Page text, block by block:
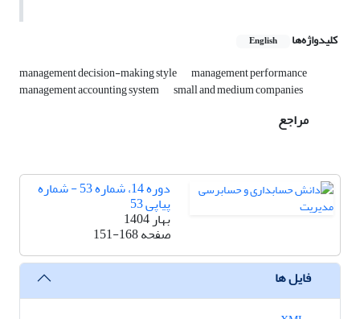
کلیدواژه‌ها English
management decision-making style management performance
management accounting system small and medium companies
مراجع
دوره 14، شماره 53 - شماره
پیاپی 53
بهار 1404
صفحه151-168
فایل ها